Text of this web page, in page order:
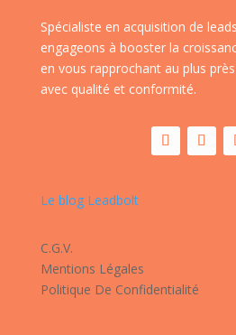
Spécialiste en acquisition de
engageons à booster la
en vous rapprochant au plus
avec qualité et conformité.
Le blog Leadbolt
C.G.V.
Mentions Légales
Politique De Confidentialité